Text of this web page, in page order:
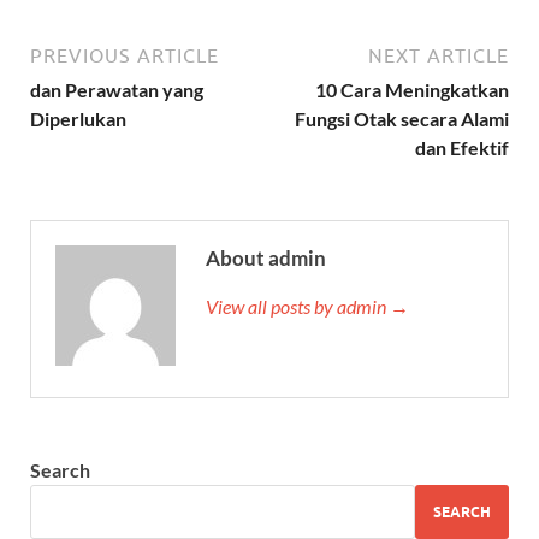
PREVIOUS ARTICLE
dan Perawatan yang
Diperlukan
NEXT ARTICLE
10 Cara Meningkatkan
Fungsi Otak secara Alami
dan Efektif
About admin
View all posts by admin →
Search
SEARCH